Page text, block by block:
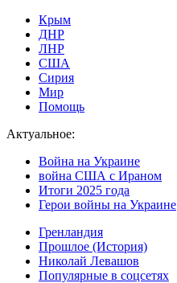
Крым
ДНР
ЛНР
США
Сирия
Мир
Помощь
Актуальное:
Война на Украине
война США с Ираном
Итоги 2025 года
Герои войны на Украине
Гренландия
Прошлое (История)
Николай Левашов
Популярные в соцсетях